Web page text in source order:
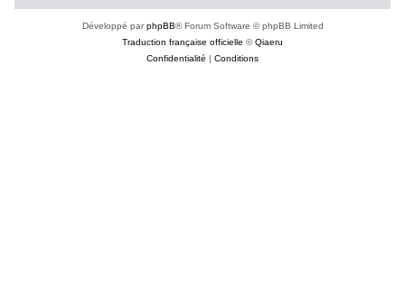
Développé parphpBB® Forum Software © phpBB Limited
Traduction française officielle ©Qiaeru
Confidentialité | Conditions